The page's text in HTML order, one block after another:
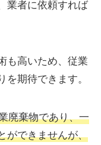
業者に依頼すれば
も高いため、従業
を期待できます。
廃棄物であり、一
ができませんが、